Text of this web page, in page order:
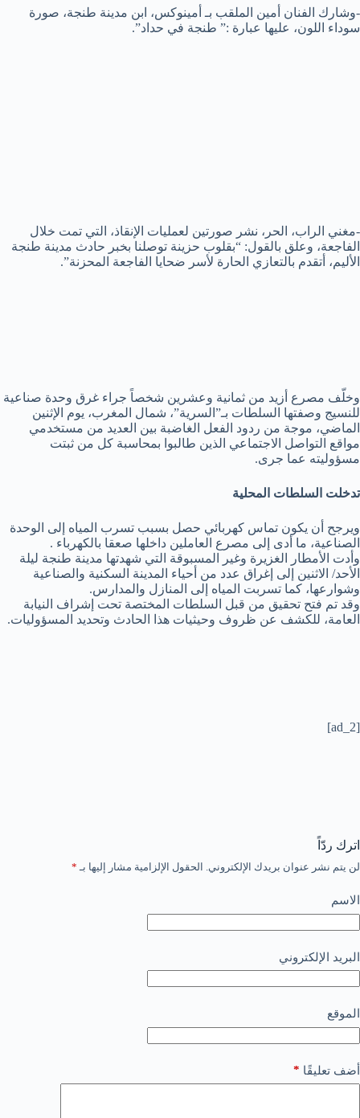
-وشارك الفنان أمين الملقب بـ أمينوكس، ابن مدينة طنجة، صورة
سوداء اللون، عليها عبارة :” طنجة في حداد”.
-مغني الراب، الحر، نشر صورتين لعمليات الإنقاذ، التي تمت خلال
الفاجعة، وعلق بالقول: “بقلوب حزينة توصلنا بخبر حادث مدينة طنجة
الأليم، أتقدم بالتعازي الحارة لأسر ضحايا الفاجعة المحزنة”.
وخلّف مصرع أزيد من ثمانية وعشرين شخصاً جراء غرق وحدة صناعية
للنسيج وصفتها السلطات بـ”السرية”، شمال المغرب، يوم الإثنين
الماضي، موجة من ردود الفعل الغاضبة بين العديد من مستخدمي
مواقع التواصل الاجتماعي الذين طالبوا بمحاسبة كل من ثبتت
مسؤوليته عما جرى.
تدخلت السلطات المحلية
ويرجح أن يكون تماس كهربائي حصل بسبب تسرب المياه إلى الوحدة
الصناعية، ما أدى إلى مصرع العاملين داخلها صعقا بالكهرباء .
وأدت الأمطار الغزيرة وغير المسبوقة التي شهدتها مدينة طنجة ليلة
الأحد/ الاثنين إلى إغراق عدد من أحياء المدينة السكنية والصناعية
وشوارعها، كما تسربت المياه إلى المنازل والمدارس.
وقد تم فتح تحقيق من قبل السلطات المختصة تحت إشراف النيابة
العامة، للكشف عن ظروف وحيثيات هذا الحادث وتحديد المسؤوليات.
[ad_2]
اترك ردّاً
لن يتم نشر عنوان بريدك الإلكتروني. الحقول الإلزامية مشار إليها بـ *
الاسم
البريد الإلكتروني
الموقع
أضف تعليقًا *